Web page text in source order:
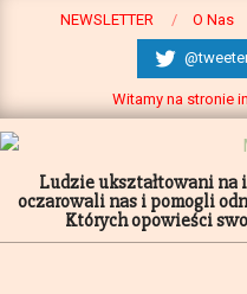
NEWSLETTER O Nas
Witamy na stronie
Ludzie ukształtowani na
oczarowali nas i pomogli
Których opowieści